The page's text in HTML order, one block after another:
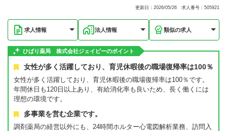
更新日：2026/05/26 求人番号：505921
求人情報 法人情報 類似の求人
ひばり薬局 株式会社ジェイピーのポイント
女性が多く活躍しており、育児休暇後の職場復帰率は100％
女性が多く活躍しており、育児休暇後の職場復帰率は100％です。
年間休日も120日以上あり、有給消化率も良いため、長く働くには
理想の環境です。
多事業を営む企業です。
調剤薬局の経営以外にも、24時間ホルター心電図解析業務、訪問入